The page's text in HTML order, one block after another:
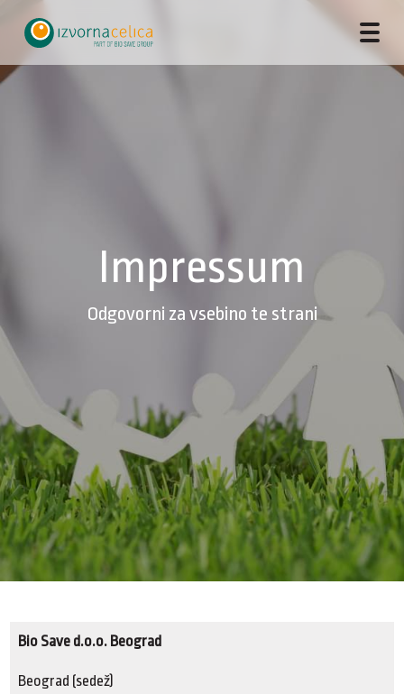
Impressum
Odgovorni za vsebino te strani
Bio Save d.o.o. Beograd
Beograd (sedež)